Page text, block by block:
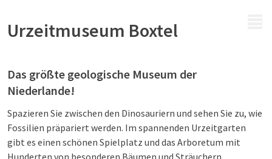
Urzeitmuseum Boxtel
Das größte geologische Museum der
Niederlande!
Spazieren Sie zwischen den Dinosauriern und sehen Sie zu, wie
Fossilien präpariert werden. Im spannenden Urzeitgarten
gibt es einen schönen Spielplatz und das Arboretum mit
Hunderten von besonderen Bäumen und Sträuchern.